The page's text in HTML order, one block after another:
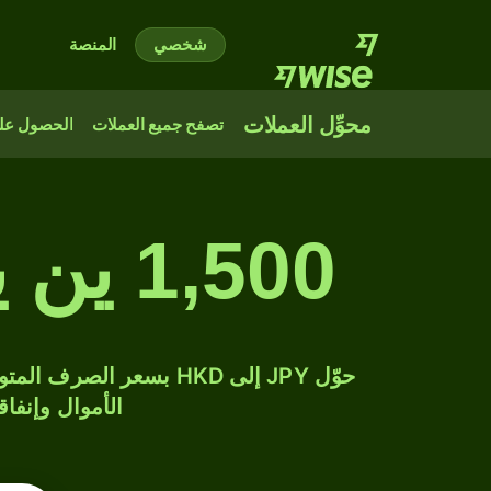
شخصي المنصة
محوِّل العملات تصفح جميع العملات الحصول
1,500 ين ياباني إلى دولار هونغ كونغ
الأموال